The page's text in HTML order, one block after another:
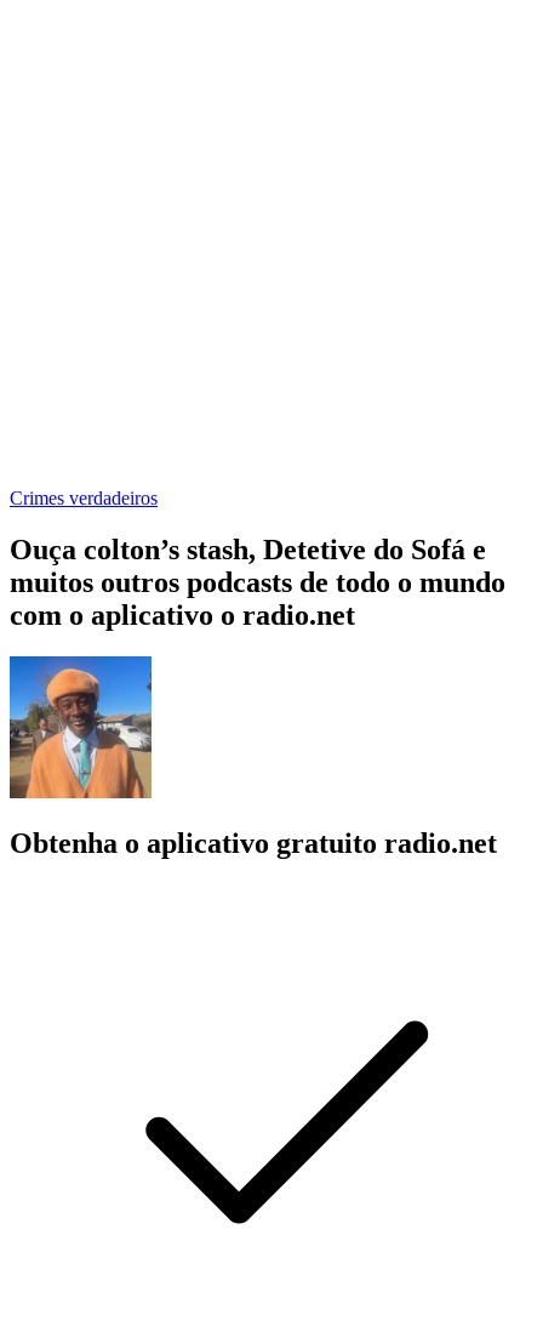
Crimes verdadeiros
Ouça colton’s stash, Detetive do Sofá e
muitos outros podcasts de todo o mundo
com o aplicativo o radio.net
Obtenha o aplicativo gratuito radio.net